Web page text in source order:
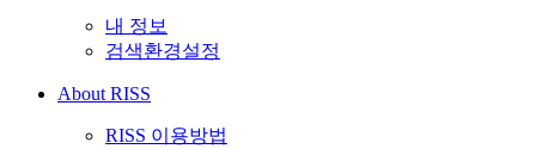
내 정보
검색환경설정
About RISS
RISS 이용방법